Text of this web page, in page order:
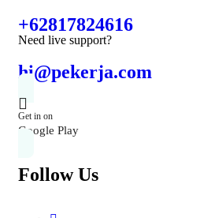
+62817824616
Need live support?
hi@pekerja.com
Get in on
Google Play
Follow Us